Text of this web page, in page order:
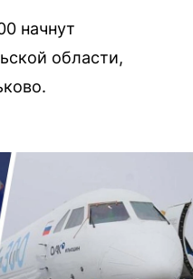
начнут
области,